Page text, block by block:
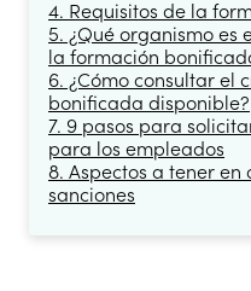
4. Requisitos de la
5. ¿Qué organismo
la formación
6. ¿Cómo consultar el
bonificada disponible?
7. 9 pasos para
para los empleados
8. Aspectos a tener
sanciones